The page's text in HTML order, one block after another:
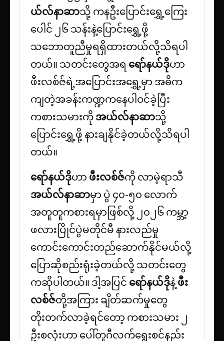
ယ်လ်နာဆာသို့ ကနဦးပြောင်းရွှေ့ကြေး
ပေါင် ၂၆ သန်းနဲ့ပြောင်းရွှေ့ဖို့
သဘောတူညီမှုရရှိထားတယ်လို့သိရပါ
တယ်။ သတင်းတွေအရ ရော်နယ်ဒိုဟာ
ဖီးလစ်ဇ်ရဲ့အပြောင်းအရွှေ့မှာ အဓိက
ကျတဲ့အခန်းကဏ္ဍကနေပါဝင်ခဲ့ပြီး
ကစားသမားကို အယ်လ်နာဆာသို့
ပြောင်းရွှေ့ဖို့ နားချနိုင်ခဲ့တယ်လို့သိရပါ
တယ်။
ရော်နယ်ဒိုဟာ ဖီးလစ်ဇ်ကို လာမဲ့ရာသီ
အယ်လ်နာဆာမှာ ပွဲ ၄၀-၅၀ လောက်
အတူတူကစားရမှာဖြစ်လို့ ၂၀၂၆ ကမ္ဘာ့
ဖလားပြိုင်ပွဲမတိုင်မီ နားလည်မှု
ကောင်းကောင်းတည်ဆောက်နိုင်မယ်လို့
ပြောဆိုစည်းရုံးခဲ့တယ်လို့ သတင်းတွေ
ကဆိုပါတယ်။ ဒါ့အပြင် ရော်နယ်ဒိုနဲ့ ဖီး
လစ်ဇ်တို့အကြား ချိတ်ဆက်မှုတွေ
တိုးတက်လာခဲ့ရင်တော့ ကစားသမား ၂
ဦးစလုံးဟာ ပေါ်တူဂီလက်ရွေးစင်နည်း